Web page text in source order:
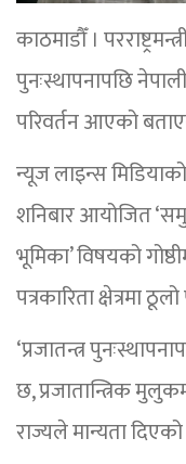
काठमाडौँ ।
पुनःस्थापनापछि नेपाली
परिवर्तन आएको
न्यूज लाइन्स
शनिबार आयोजित
भूमिका’ विषयको
पत्रकारिता क्षेत्रमा
‘प्रजातन्त्र
छ, प्रजातान्त्रिक
राज्यले मान्यता दिएको